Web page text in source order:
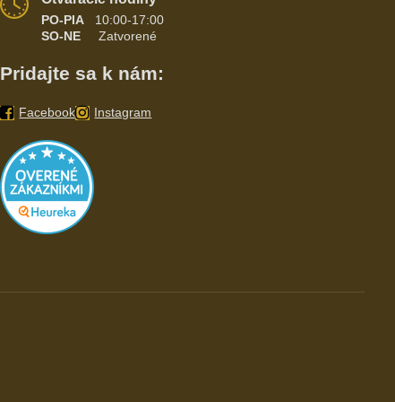
PO-PIA
10:00-17:00
SO-NE Zatvorené
Pridajte sa k nám:
Facebook Instagram